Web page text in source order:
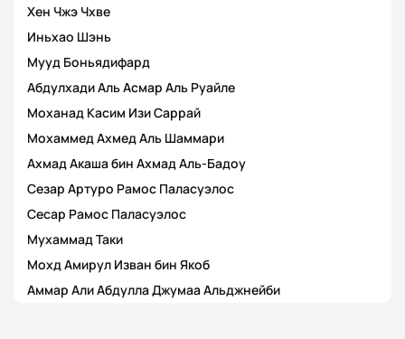
Хен Чжэ Чхве
Иньхао Шэнь
Мууд Боньядифард
Абдулхади Аль Асмар Аль Руайле
Моханад Касим Изи Саррай
Мохаммед Ахмед Аль Шаммари
Ахмад Акаша бин Ахмад Аль-Бадоу
Сезар Артуро Рамос Паласуэлос
Сесар Рамос Паласуэлос
Мухаммад Таки
Мохд Амирул Изван бин Якоб
Аммар Али Абдулла Джумаа Альджнейби